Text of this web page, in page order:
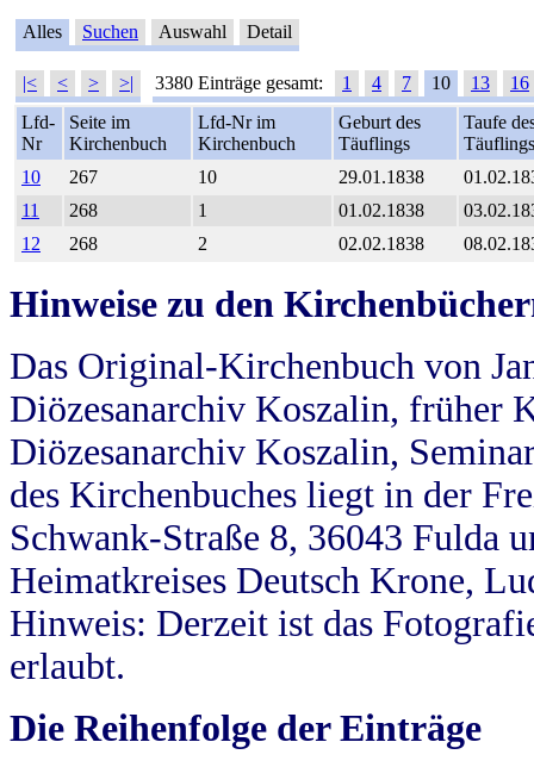
Alles Suchen Auswahl Detail
|< < > >| 3380 Einträge gesamt: 1 4 7 10 13
16
Lfd-
Nr
Seite im
Kirchenbuch
Lfd-Nr im
Kirchenbuch
Geburt des
Täuflings
Taufe
Täuflings
10
267 10 29.01.1838
11
268 1 01.02.1838
12
268 2 02.02.1838
Hinweise zu den
Das Original-Kirchenbuch von
Diözesanarchiv Koszalin, früher
Diözesanarchiv Koszalin,
des Kirchenbuches liegt in der
Schwank-Straße 8, 36043 Fulda
Heimatkreises Deutsch Krone,
Hinweis: Derzeit ist das
erlaubt.
Die Reihenfolge der Einträge